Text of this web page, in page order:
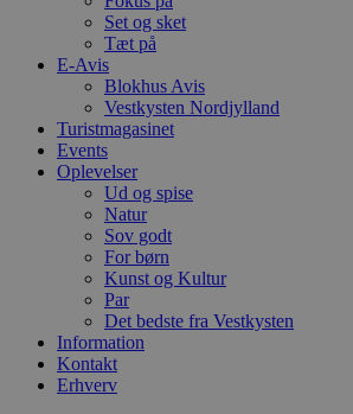
Set og sket
Tæt på
E-Avis
Blokhus Avis
Vestkysten Nordjylland
Turistmagasinet
Events
Oplevelser
Ud og spise
Natur
Sov godt
For børn
Kunst og Kultur
Par
Det bedste fra Vestkysten
Information
Kontakt
Erhverv